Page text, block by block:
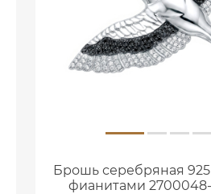
Брошь серебряная
фианитами